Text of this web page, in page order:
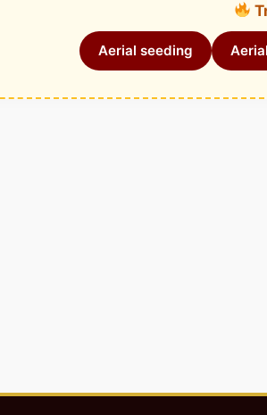
Aerial seeding